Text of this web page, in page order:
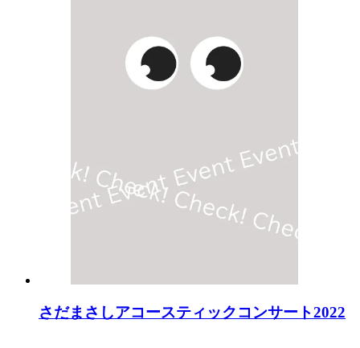
さだまさしアコースティックコンサート2022